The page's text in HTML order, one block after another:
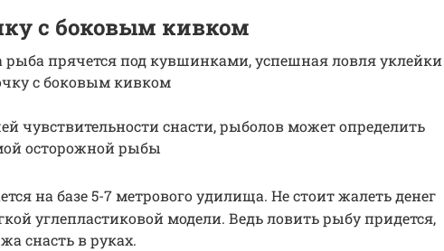
с боковым кивком
рыба прячется под кувшинками, успешная ловля уклейки
с боковым кивком
чувствительности снасти, рыболов может определить
осторожной рыбы
на базе 5-7 метрового удилища. Не стоит жалеть денег
углепластиковой модели. Ведь ловить рыбу придется,
снасть в руках.